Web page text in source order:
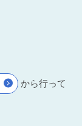
から行って